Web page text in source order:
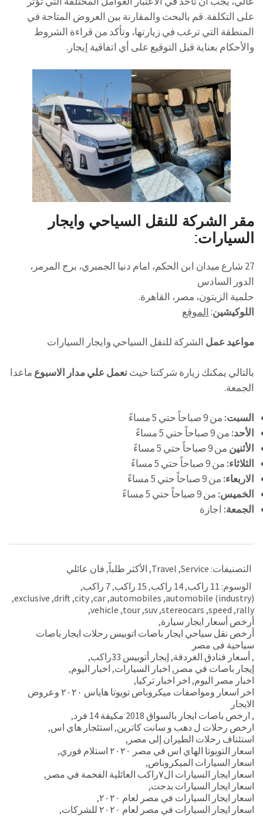
على التكلفة. قم بالبحث والمقارنة بين العروض المتاحة في
المنطقة التي ترغب في زيارتها، وتأكد من قراءة الشروط
والأحكام بعناية قبل التوقيع على أي اتفاقية إيجار.
مقر الشركة للنقل السياحي وايجار
السيارات:
27 شارع ميدان ابن الحكم، امام دنيا الجمبري، برج المرمر،
الدور السادس
حلمية الزيتون، مصر، القاهرة.
اللوكيشين: الموقع
مواعيد عمل الشركة للنقل السياحي وايجار السيارات
بالتالي يمكنك زيارة شركتنا حيث نعمل علي مدار الاسبوع ماعدا
الجمعة.
السبت: من 9 صباحاً حتي 5 مساءً
الأحد: من 9 صباحاً حتي 5 مساءً
الأثنين من 9 صباحاً حتي 5 مساءً
الثلاثاء: من 9 صباحاً حتي 5 مساءً
الاربعاء: من 9 صباحاً حتي 5 مساءً
الخميس: من 9 صباحاً حتي 5 مساءً
الجمعة: اجازة
التصنيفات: Service
,
Travel
, الأكثر طلباً, فان عائلي
الوسوم: 11 راكب ,14 راكب , 15 راكب ,7 راكب
,
automobile (industry)
,
automobiles
,
car
,
city
,
drift
,
exclusive
,
rally
,
speed
,
stereocars
,
suv
,
tour
,
vehicle
,
أرخص أسعار ايجار سيارة,
أرخص نقل سياحي ايجار باصات اتوبيس رحلات ايجار باصات
سياحية فى مصر
,أسعار فنادق الغردقة, إيجار أتوبيس 33راكب
,
إيجار باصات في مصر , اخبار السيارات, اخبار اليوم,
اخبار مصر اليوم, اخر اخبار تركيا,
اخر اسعار ومواصفات ميكروباص تويوتا هاياس ٢٠٢٠ وعروض
الايجار
, ارخص باصات ايجار بالسواق 2018 مكيفة 14 فرد
,
ارخص رحلات ل دهب و سانت كاترين, استئجار هاي اس,
استئناف رحلات الطيران إلى مصر ,
اسعار التويوتا الهاي اس في مصر ٢٠٢٠ استلام فوري
,
اسعار السيارات الميكروباص,
اسعار ايجار السيارات ال٧راكب العائلية الفخمة في مصر
,
اسعار ايجار السيارات بدجت,
اسعار ايجار السيارات في مصر لعام ٢٠٢٠
,
اسعار ايجار السيارات في مصر لعام ٢٠٢٠ للشركات
,